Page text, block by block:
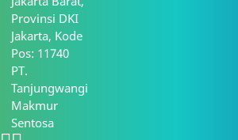
Provinsi DKI
Jakarta, Kode
Pos: 11740
PT.
Tanjungwangi
Makmur
Sentosa